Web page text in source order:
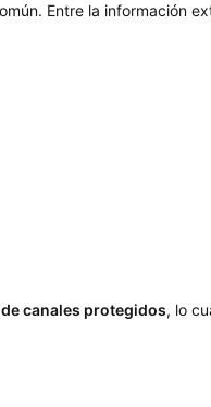
Entre la información
canales protegidos, lo